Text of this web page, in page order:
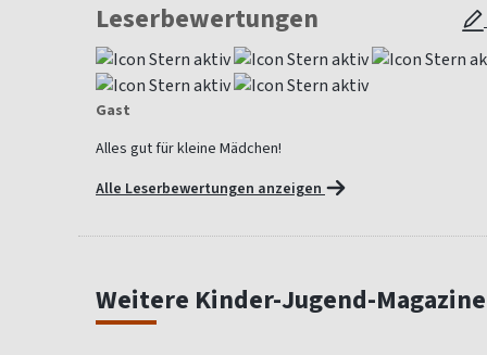
Leserbewertungen
Gast
Alles gut für kleine Mädchen!
Alle Leserbewertungen anzeigen
Weitere Kinder-Jugend-Magazine